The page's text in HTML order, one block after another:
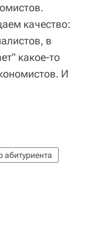
качество:
в
какое-то
И
абитуриента